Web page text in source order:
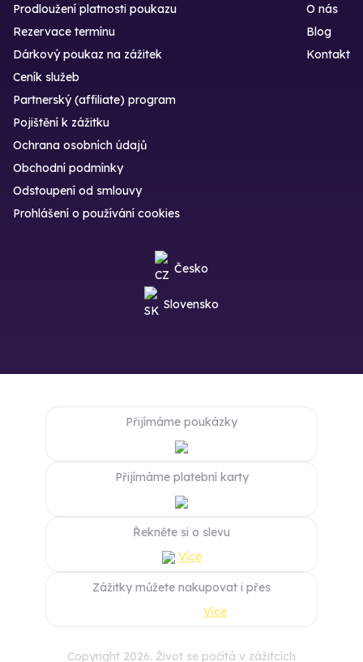
Prodloužení platnosti poukazu
Rezervace termínu
Dárkový poukaz na zážitek
O nás
Blog
Kontakt
Ceník služeb
Partnerský (affiliate) program
Pojištění k zážitku
Ochrana osobních údajů
Obchodní podmínky
Odstoupení od smlouvy
Prohlášení o používání cookies
Česko
Slovensko
Přijímáme poukázky
Přijímáme platební karty
Řekněte si o slevu
Více
Zážitky můžete nakupovat i přes
Více
Copyright 2026. Život se počítá v zážitcích